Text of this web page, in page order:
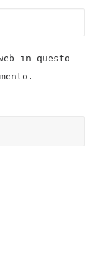
in questo